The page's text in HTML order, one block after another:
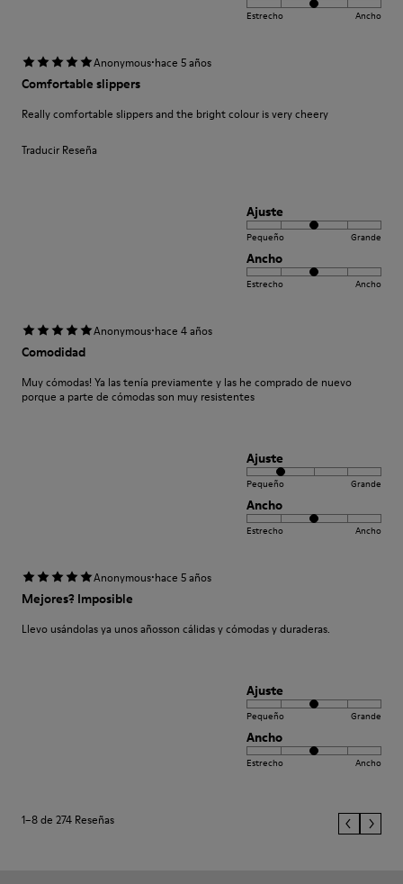
Estrecho Ancho
Anonymous·hace 5 años
Comfortable slippers
Really comfortable slippers and the bright colour is very cheery
Traducir Reseña
Ajuste
Pequeño Grande
Ancho
Estrecho Ancho
Anonymous·hace 4 años
Comodidad
Muy cómodas! Ya las tenía previamente y las he comprado de nuevo
porque a parte de cómodas son muy resistentes
Ajuste
Pequeño Grande
Ancho
Estrecho Ancho
Anonymous·hace 5 años
Mejores? Imposible
Llevo usándolas ya unos añosson cálidas y cómodas y duraderas.
Ajuste
Pequeño Grande
Ancho
Estrecho Ancho
1–8 de 274 Reseñas